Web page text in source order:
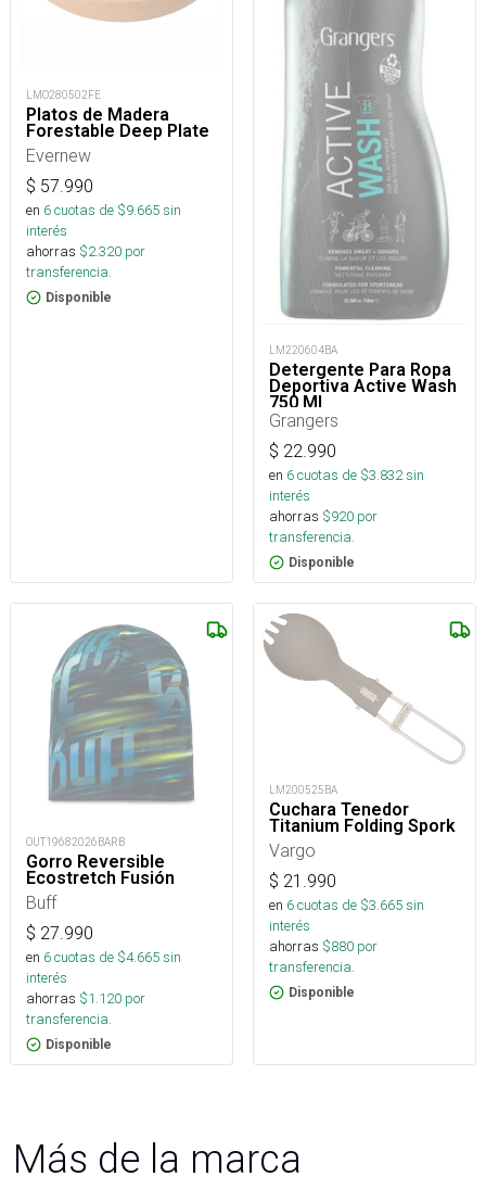
LMO280502FE
Platos de Madera
Forestable Deep Plate
Evernew
$ 57.990
en 6cuotas de $9.665sin
interés
ahorras $2.320 por
transferencia.
Disponible
LM220604BA
Detergente Para Ropa
Deportiva Active Wash
750 Ml
Grangers
$ 22.990
en 6cuotas de $3.832sin
interés
ahorras $920 por
transferencia.
Disponible
OUT19682026BARB
Gorro Reversible
Ecostretch Fusión
Buff
$ 27.990
en 6cuotas de $4.665sin
interés
ahorras $1.120 por
transferencia.
Disponible
LM200525BA
Cuchara Tenedor
Titanium Folding Spork
Vargo
$ 21.990
en 6cuotas de $3.665sin
interés
ahorras $880 por
transferencia.
Disponible
Más de la marca